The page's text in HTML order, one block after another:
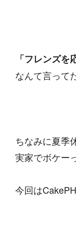
「フレンズを
なんて言って
ちなみに夏季
実家でボケー
今回は